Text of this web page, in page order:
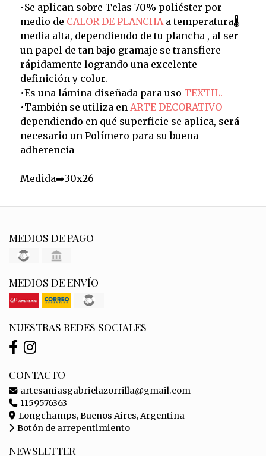
•Se aplican sobre Telas 70% poliéster por
medio de CALOR DE PLANCHA a temperatura🌡️
media alta, dependiendo de tu plancha , al ser
un papel de tan bajo gramaje se transfiere
rápidamente logrando una excelente
definición y color.
•Es una lámina diseñada para uso TEXTIL.
•También se utiliza en ARTE DECORATIVO
dependiendo en qué superficie se aplica, será
necesario un Polímero para su buena
adherencia
Medida➡️30x26
MEDIOS DE PAGO
MEDIOS DE ENVÍO
NUESTRAS REDES SOCIALES
CONTACTO
artesaniasgabrielazorrilla@gmail.com
1159576363
Longchamps, Buenos Aires, Argentina
Botón de arrepentimiento
NEWSLETTER